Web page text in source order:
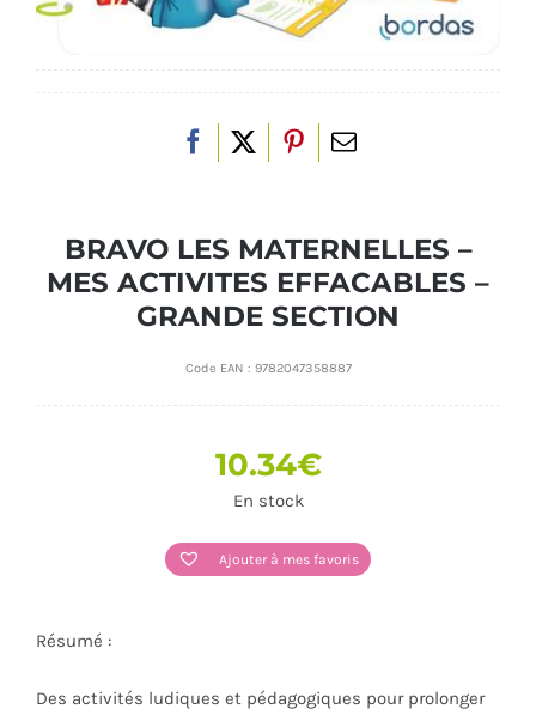
BRAVO LES MATERNELLES –
MES ACTIVITES EFFACABLES –
GRANDE SECTION
Code EAN : 9782047358887
10.34€
En stock
Ajouter à mes favoris
Résumé :
Des activités ludiques et pédagogiques pour prolonger